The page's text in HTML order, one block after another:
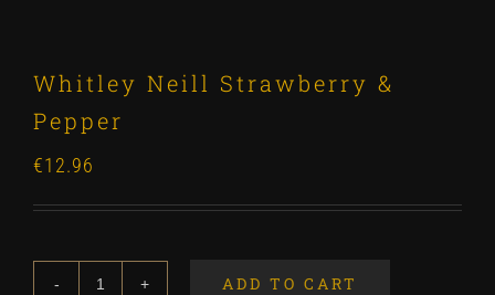
Whitley Neill Strawberry &
Pepper
€12.96
ADD TO CART